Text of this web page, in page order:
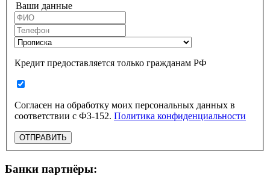
Ваши данные
Кредит предоставляется только гражданам РФ
Согласен на обработку моих персональных данных в
соответствии с ФЗ-152. Политика конфиденциальности
ОТПРАВИТЬ
Банки партнёры: